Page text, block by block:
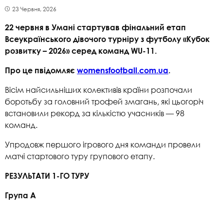
23 Червня, 2026
22 червня в Умані стартував фінальний етап
Всеукраїнського дівочого турніру з футболу «Кубок
розвитку – 2026» серед команд WU-11.
Про це пвідомляє womensfootball.com.ua.
Вісім найсильніших колективів країни розпочали
боротьбу за головний трофей змагань, які цьогоріч
встановили рекорд за кількістю учасників — 98
команд.
Упродовж першого ігрового дня команди провели
матчі стартового туру групового етапу.
РЕЗУЛЬТАТИ 1-ГО ТУРУ
Група А